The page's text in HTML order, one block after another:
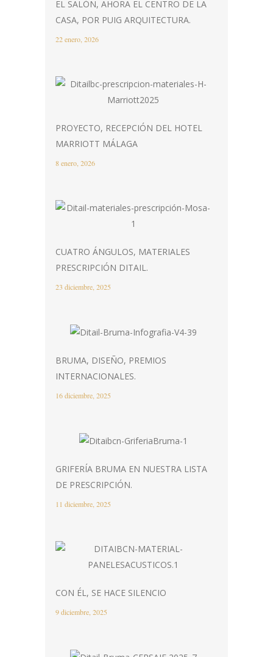
EL SALÓN, AHORA EL CENTRO DE LA
CASA, POR PUIG ARQUITECTURA.
22 enero, 2026
PROYECTO, RECEPCIÓN DEL HOTEL
MARRIOTT MÁLAGA
8 enero, 2026
CUATRO ÁNGULOS, MATERIALES
PRESCRIPCIÓN DITAIL.
23 diciembre, 2025
BRUMA, DISEÑO, PREMIOS
INTERNACIONALES.
16 diciembre, 2025
GRIFERÍA BRUMA EN NUESTRA LISTA
DE PRESCRIPCIÓN.
11 diciembre, 2025
CON ÉL, SE HACE SILENCIO
9 diciembre, 2025